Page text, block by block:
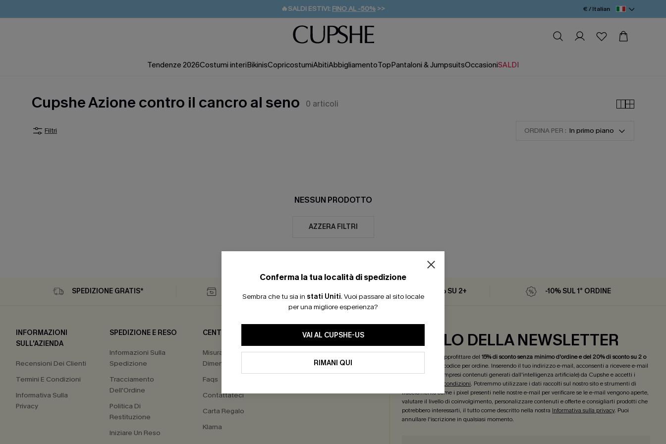
🔥SALDI ESTIVI: FINO AL -50% >>
🚚SPEDIZIONE GRATUITA DA 49€
💌REGALO PER I NUOVI: 20% DI SCONTO*
€ / Italian
Tendenze 2026Costumi interiBikinisCopricostumiAbitiAbbigliamentoTopPantaloni & JumpsuitsOccasioniSALDI
Cupshe Azione contro il cancro al seno 0 articoli
Filtri ORDINA PER : In primo piano
NESSUN PRODOTTO
AZZERA FILTRI
Conferma la tua località di spedizione
Sembra che tu sia in stati Uniti. Vuoi passare al sito locale
per una migliore esperienza?
VAI AL CUPSHE-US
RIMANI QUI
SPEDIZIONE GRATIS* ISCRIVITI: -15% | 20% SU 2+ -10% SUL 1° ORDINE
INFORMAZIONI
SULL'AZIENDA
Recensioni Dei Clienti
Termini E Condizioni
Informativa Sulla
Privacy
SPEDIZIONE E RESO
Informazioni Sulla
Spedizione
Tracciamento
Dell'Ordine
Politica Di
Restituzione
Iniziare Un Reso
CENTRO SERVIZI
Misura Delle
Dimensioni
Faqs
Contattateci
Carta Regalo
Klarna
REGALO DELLA NEWSLETTER
Iscriviti ora per approfittare del15% di sconto senza minimo d'ordine e del 20% di sconto su 2 o
! *Un codice per ordine. Inserendo il tuo indirizzo e-mail, acconsenti a ricevere e-mail
di marketing (compresi contenuti generati dall'intelligenza artificiale) da Cupshe e accetti i
Termini e condizioni. Potremmo utilizzare i dati raccolti sul nostro sito e strumenti di
tracciamento come i pixel presenti nelle nostre e-mail per verificare se le e-mail vengono aperte,
valutare il livello di coinvolgimento, personalizzare contenuti e offerte e consigliarti prodotti che
potrebbero interessarti, il tutto come descritto nella nostra Informativa sulla privacy. Puoi
annullare l'iscrizione in qualsiasi momento.